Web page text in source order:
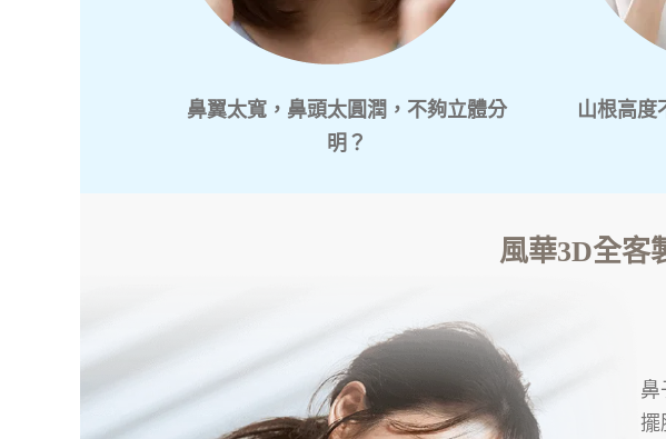
鼻翼太寬，鼻頭太圓潤，不夠立體分
明？
山根高度
風華3D全客
鼻
擺